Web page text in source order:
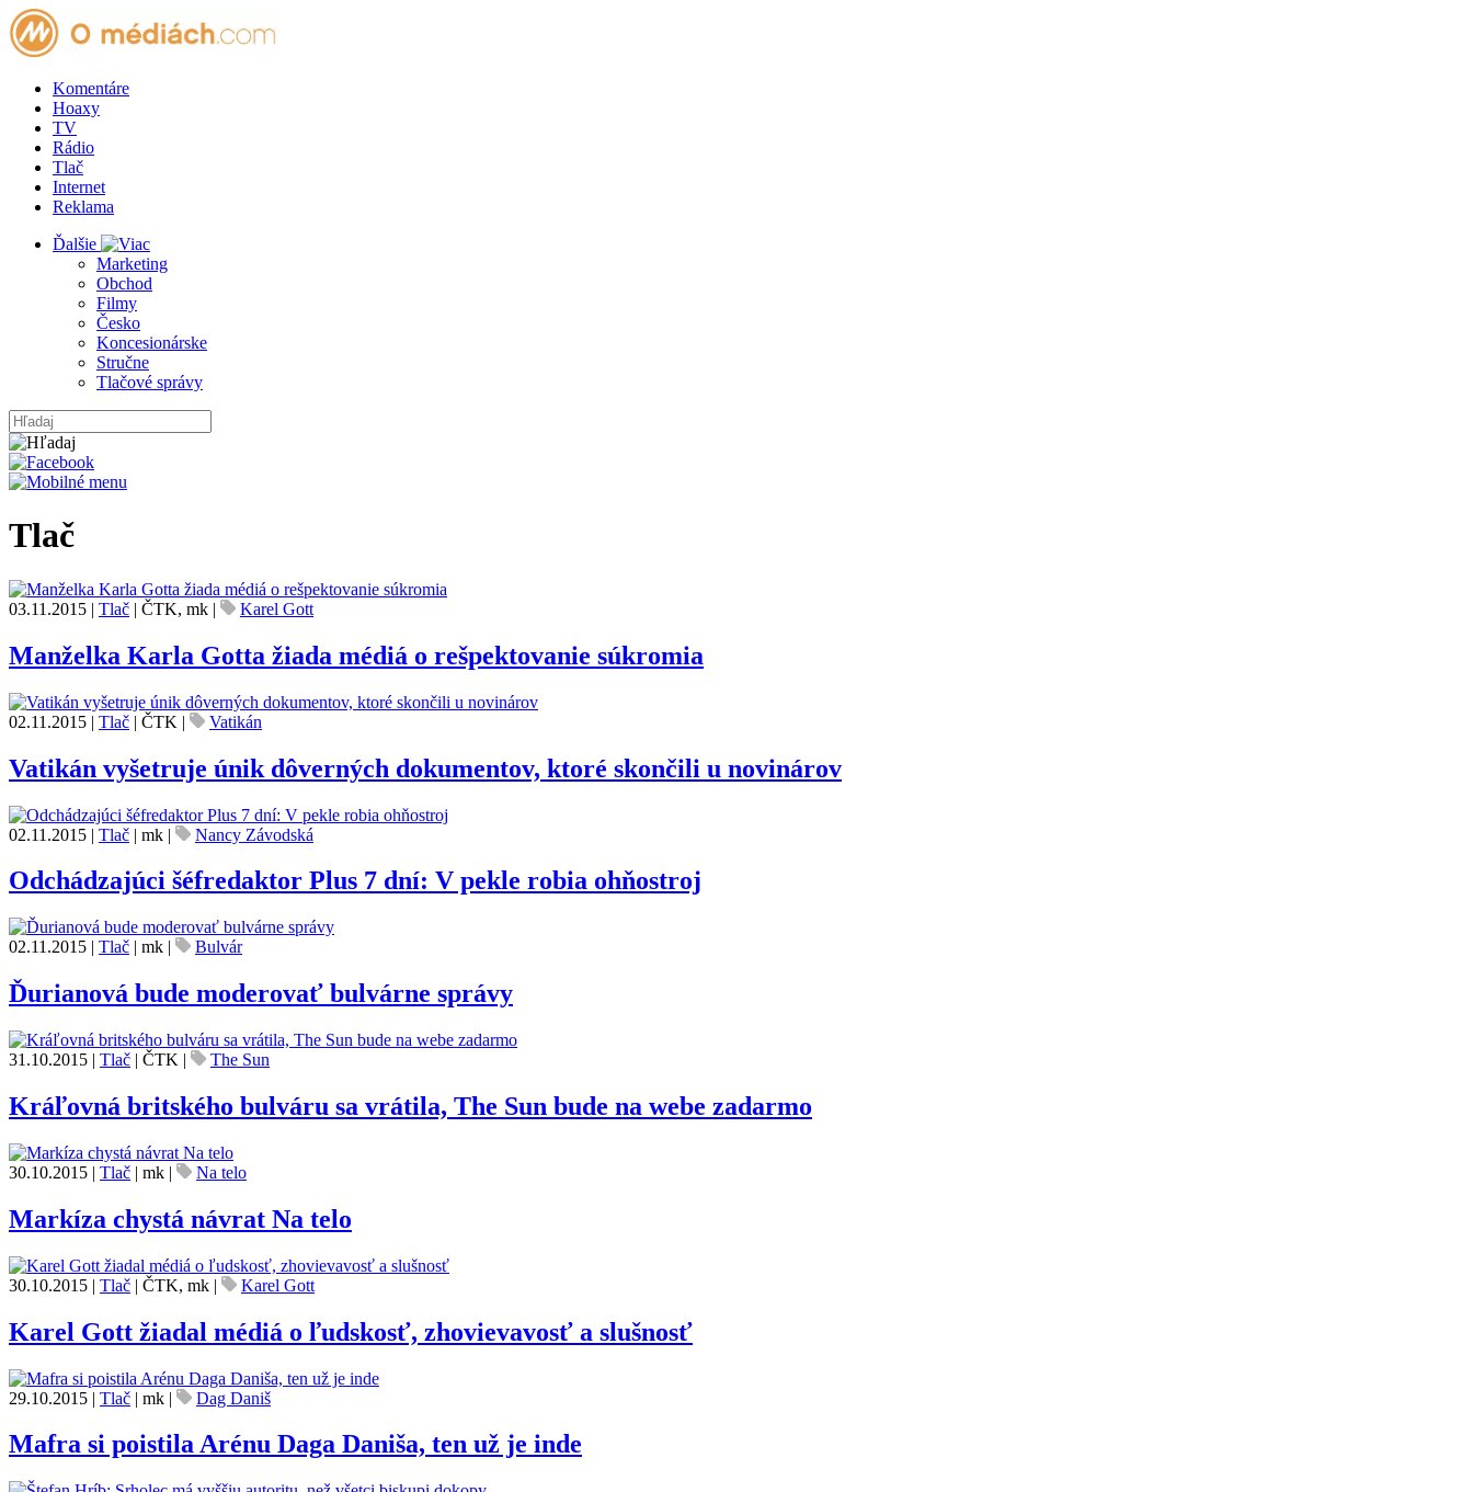
Komentáre
Hoaxy
TV
Rádio
Tlač
Internet
Reklama
Ďalšie
Marketing
Obchod
Filmy
Česko
Koncesionárske
Stručne
Tlačové správy
Tlač
03.11.2015 | Tlač | ČTK, mk | Karel Gott
Manželka Karla Gotta žiada médiá o rešpektovanie súkromia
02.11.2015 | Tlač | ČTK | Vatikán
Vatikán vyšetruje únik dôverných dokumentov, ktoré skončili u novinárov
02.11.2015 | Tlač | mk | Nancy Závodská
Odchádzajúci šéfredaktor Plus 7 dní: V pekle robia ohňostroj
02.11.2015 | Tlač | mk | Bulvár
Ďurianová bude moderovať bulvárne správy
31.10.2015 | Tlač | ČTK | The Sun
Kráľovná britského bulváru sa vrátila, The Sun bude na webe zadarmo
30.10.2015 | Tlač | mk | Na telo
Markíza chystá návrat Na telo
30.10.2015 | Tlač | ČTK, mk | Karel Gott
Karel Gott žiadal médiá o ľudskosť, zhovievavosť a slušnosť
29.10.2015 | Tlač | mk | Dag Daniš
Mafra si poistila Arénu Daga Daniša, ten už je inde